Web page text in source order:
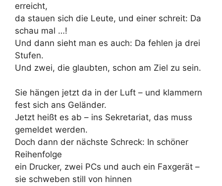
erreicht,
da stauen sich die Leute, und einer schreit: Da
schau mal …!
Und dann sieht man es auch: Da fehlen ja drei
Stufen.
Und zwei, die glaubten, schon am Ziel zu sein.
Sie hängen jetzt da in der Luft – und klammern
fest sich ans Geländer.
Jetzt heißt es ab – ins Sekretariat, das muss
gemeldet werden.
Doch dann der nächste Schreck: In schöner
Reihenfolge
ein Drucker, zwei PCs und auch ein Faxgerät –
sie schweben still von hinnen